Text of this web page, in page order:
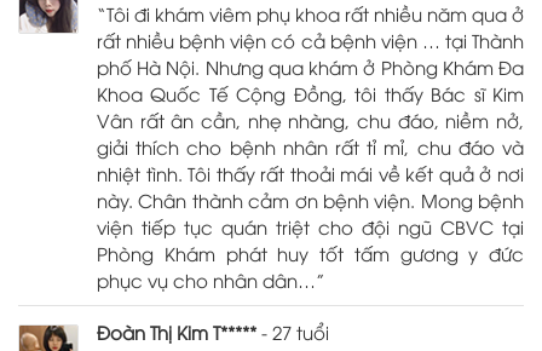
“Tôi đi khám viêm phụ khoa rất nhiều năm qua ở
rất nhiều bệnh viện có cả bệnh viện … tại Thành
phố Hà Nội. Nhưng qua khám ở Phòng Khám Đa
Khoa Quốc Tế Cộng Đồng, tôi thấy Bác sĩ Kim
Vân rất ân cần, nhẹ nhàng, chu đáo, niềm nở,
giải thích cho bệnh nhân rất tỉ mỉ, chu đáo và
nhiệt tình. Tôi thấy rất thoải mái về kết quả ở nơi
này. Chân thành cảm ơn bệnh viện. Mong bệnh
viện tiếp tục quán triệt cho đội ngũ CBVC tại
Phòng Khám phát huy tốt tấm gương y đức
phục vụ cho nhân dân…”
Đoàn Thị Kim T***** - 27 tuổi